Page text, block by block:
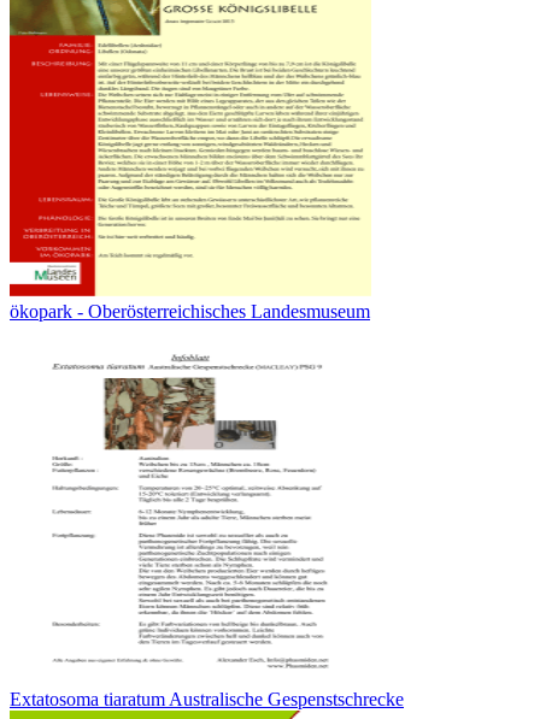
ökopark - Oberösterreichisches Landesmuseum
Extatosoma tiaratum Australische Gespenstschrecke